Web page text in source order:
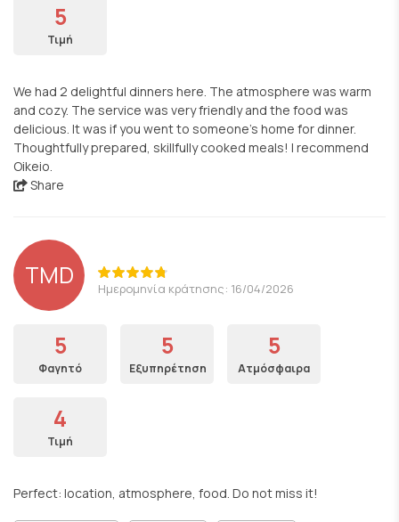
5
Τιμή
We had 2 delightful dinners here. The atmosphere was warm
and cozy. The service was very friendly and the food was
delicious. It was if you went to someone’s home for dinner.
Thoughtfully prepared, skillfully cooked meals! I recommend
Oikeio.
Share
TMD Ημερομηνία κράτησης: 16/04/2026
5
Φαγητό
5
Εξυπηρέτηση
5
Ατμόσφαιρα
4
Τιμή
Perfect: location, atmosphere, food. Do not miss it!